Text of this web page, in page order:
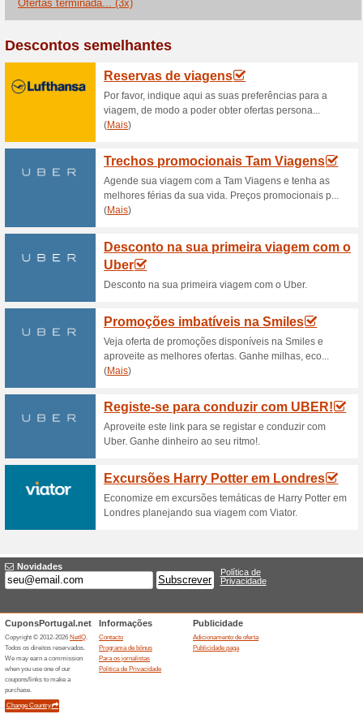
Descontos e
Mercados de Natal a
50% funcionou
Visite os mercados de Natal
Código BudgetAir -
60% funcionou
Subscreva a newsletter da
desconto! Não perca!
Oferta para familias
64% funcionou